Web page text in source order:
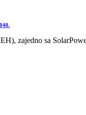
zajedno sa